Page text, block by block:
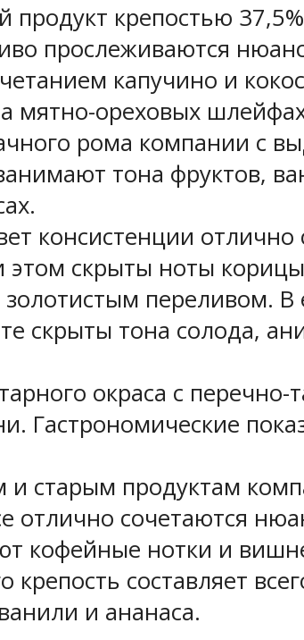
крепостью
прослеживаются
капучино и
мятно-ореховых
рома компании с
тона фруктов,
отлично
этом скрыты ноты
переливом. В
скрыты тона солода,
окраса с
Гастрономические
старым продуктам
отлично сочетаются
кофейные нотки и
составляет
и ананаса.